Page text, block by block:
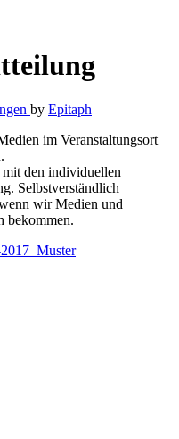
by Epitaph
im Veranstaltungsort
den individuellen
Selbstverständlich
wir Medien und
bekommen.